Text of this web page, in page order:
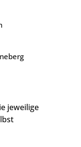
jeweilige